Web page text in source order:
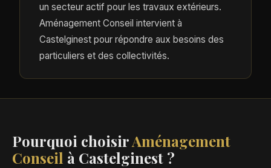
un secteur actif pour les travaux extérieurs.
Aménagement Conseil intervient à
Castelginest pour répondre aux besoins des
particuliers et des collectivités.
Pourquoi choisirAménagement
Conseil à Castelginest ?